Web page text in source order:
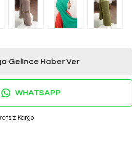
Gelince Haber Ver
WHATSAPP
Kargo